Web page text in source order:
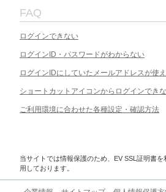
FAQ
ログインできない
ログインID・パスワードがわからない
ログインIDにしていたメールアドレスが使
ショートカットアイコンからログインでき
ご利用環境に合わせた各種設定・確認方法
当サイトでは情報保護のため、EV SSL証明書
用しております。